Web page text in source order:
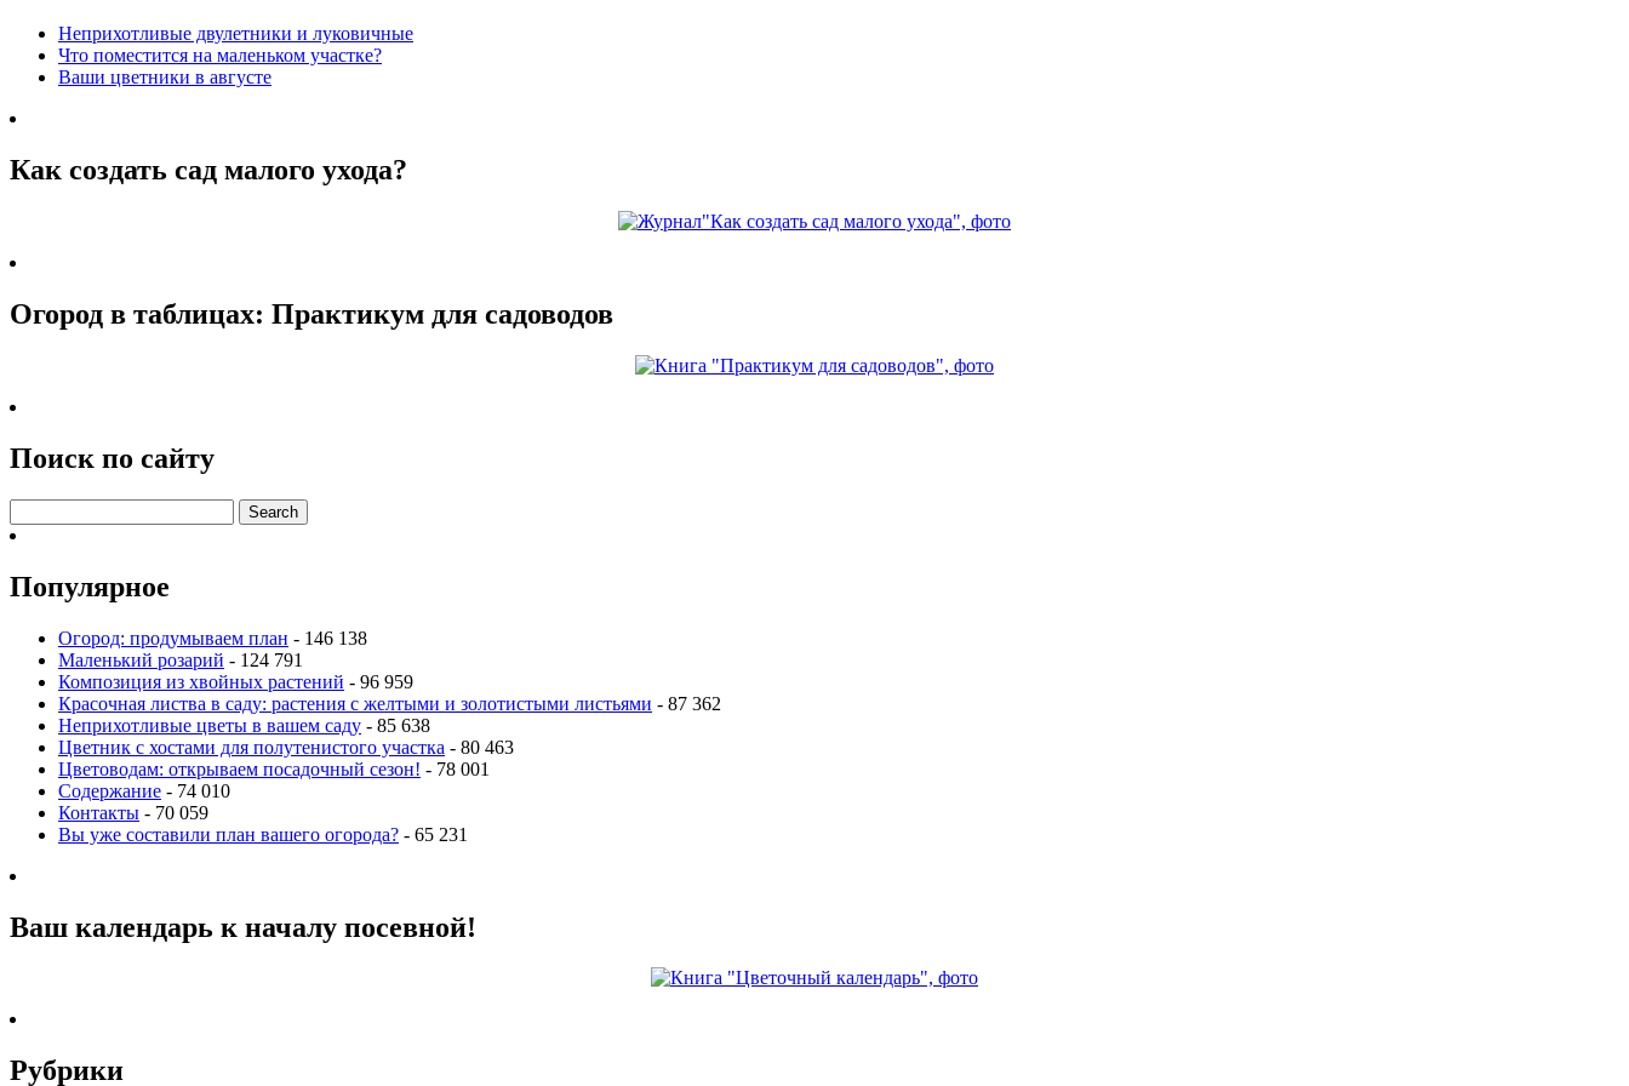
Неприхотливые двулетники и луковичные
Что поместится на маленьком участке?
Ваши цветники в августе
Как создать сад малого ухода?
Огород в таблицах: Практикум для садоводов
Поиск по сайту
Популярное
Огород: продумываем план - 146 138
Маленький розарий - 124 791
Композиция из хвойных растений - 96 959
Красочная листва в саду: растения с желтыми и золотистыми листьями - 87 362
Неприхотливые цветы в вашем саду - 85 638
Цветник с хостами для полутенистого участка - 80 463
Цветоводам: открываем посадочный сезон! - 78 001
Содержание - 74 010
Контакты - 70 059
Вы уже составили план вашего огорода? - 65 231
Ваш календарь к началу посевной!
Рубрики